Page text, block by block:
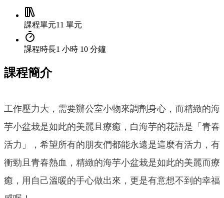
課程單元11 單元
課程時長1 小時 10 分鐘
課程簡介
工作壓力大，需要辦公室小物來調劑身心，而精緻的海
芋小盆栽是如此的美麗且療癒，白海芋的花語是「青春
活力」，希望所有的朋友們都能永遠是這麼有活力，有
衝勁且青春熱血，精緻的海芋小盆栽是如此的美麗而療
癒，用自己溫暖的手心做出來，更是有意想不到的幸福